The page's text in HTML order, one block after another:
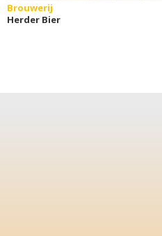
Brouwerij
Herder Bier